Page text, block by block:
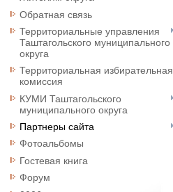
Обратная связь
Территориальные управления
Таштагольского муниципального
округа
Территориальная избирательная
комиссия
КУМИ Таштагольского
муниципального округа
Партнеры сайта
Фотоальбомы
Гостевая книга
Форум